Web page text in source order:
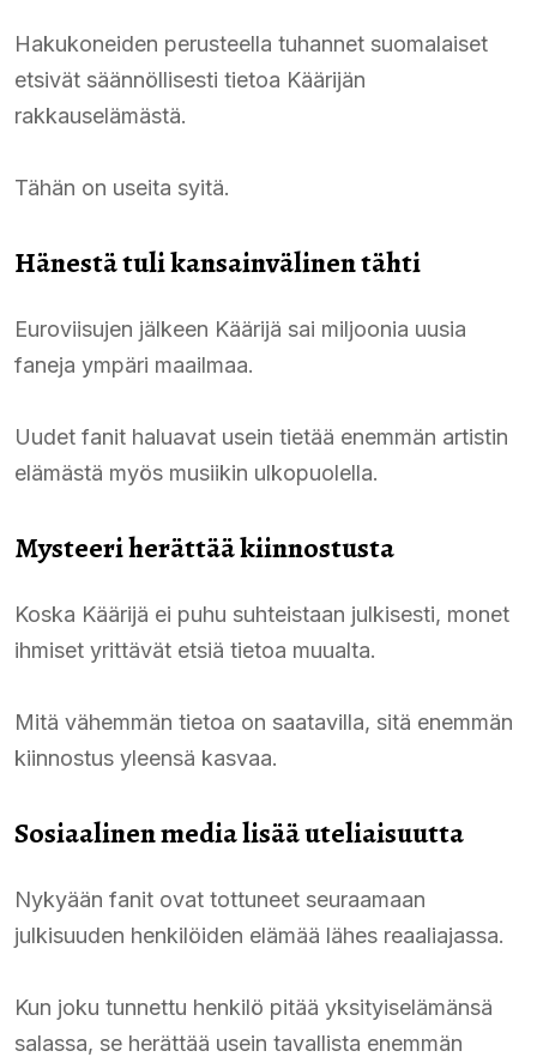
Hakukoneiden perusteella tuhannet suomalaiset
etsivät säännöllisesti tietoa Käärijän
rakkauselämästä.
Tähän on useita syitä.
Hänestä tuli kansainvälinen tähti
Euroviisujen jälkeen Käärijä sai miljoonia uusia
faneja ympäri maailmaa.
Uudet fanit haluavat usein tietää enemmän artistin
elämästä myös musiikin ulkopuolella.
Mysteeri herättää kiinnostusta
Koska Käärijä ei puhu suhteistaan julkisesti, monet
ihmiset yrittävät etsiä tietoa muualta.
Mitä vähemmän tietoa on saatavilla, sitä enemmän
kiinnostus yleensä kasvaa.
Sosiaalinen media lisää uteliaisuutta
Nykyään fanit ovat tottuneet seuraamaan
julkisuuden henkilöiden elämää lähes reaaliajassa.
Kun joku tunnettu henkilö pitää yksityiselämänsä
salassa, se herättää usein tavallista enemmän